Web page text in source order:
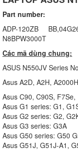
Part number:
ADP-120ZB
N8BPW3000T
Các mã dùng chung:
ASUS N550JV Series
Asus A2D, A2H,
Asus C90, C90S, F7Se,
Asus G1 series: G1,
Asus G2 series: G2,
Asus G3 series: G3A
Asus G50 series: G50
Asus G51J, G51J-A1,